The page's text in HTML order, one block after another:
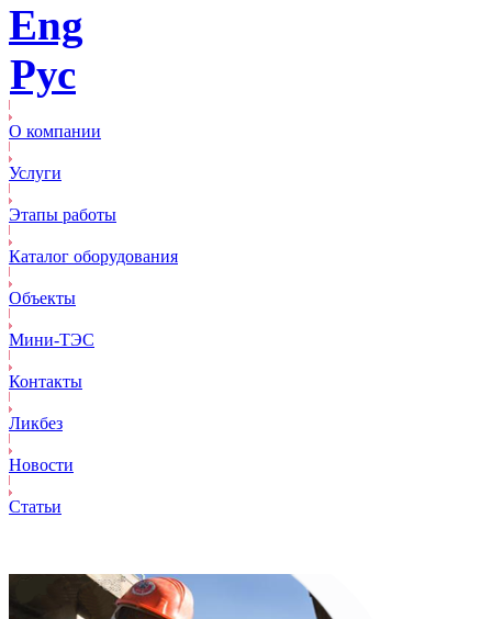
Eng
Рус
О компании
Услуги
Этапы работы
Каталог оборудования
Объекты
Mини-ТЭС
Контакты
Ликбез
Новости
Статьи